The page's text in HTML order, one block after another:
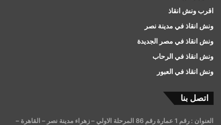
اقرب ونش انقاذ
ونش انقاذ في مدينة نصر
ونش انقاذ في مصر الجديدة
ونش انقاذ في الرحاب
ونش انقاذ في العبور
اتصل بنا
العنوان : رقم 1 عمارة رقم 86 المرحلة الاولي – زهراء مدينة نصر – القاهرة –